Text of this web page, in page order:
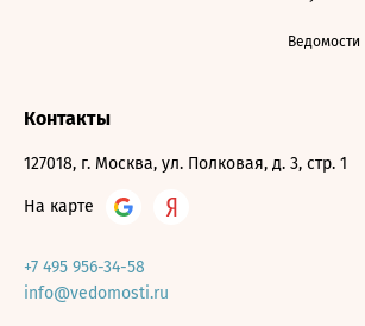
Ведомости
Контакты
127018, г. Москва, ул. Полковая, д. 3, стр. 1
На карте
+7 495 956-34-58
info@vedomosti.ru